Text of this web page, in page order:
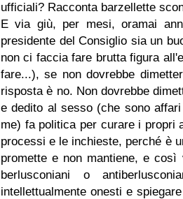
ufficiali? Racconta barzellette
E via giù, per mesi, oramai
presidente del Consiglio sia un
non ci faccia fare brutta figura
fare...), se non dovrebbe
risposta è no. Non dovrebbe
e dedito al sesso (che sono
me) fa politica per curare i propri
processi e le inchieste, perché è
promette e non mantiene, e
berlusconiani o
intellettualmente onesti e